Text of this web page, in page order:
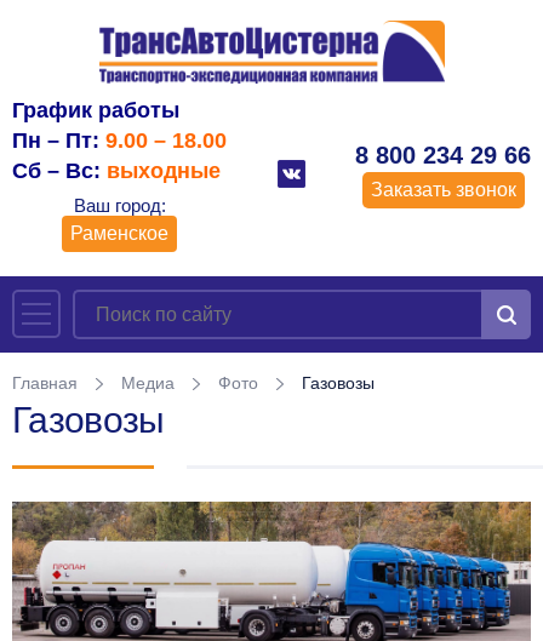
График работы
Пн – Пт: 9.00 – 18.00
Сб – Вс: выходные
Ваш город:
Раменское
8 800 234 29 66
Заказать звонок
Главная Медиа Фото Газовозы
Газовозы